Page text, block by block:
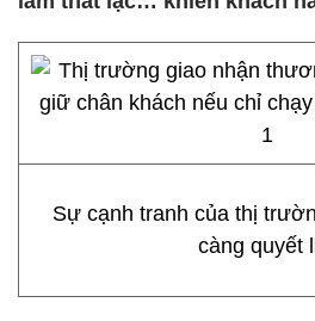
Sự cạnh tranh của thị
càng quyết